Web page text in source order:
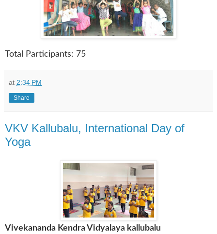
Total Participants: 75
at 2:34 PM
Share
VKV Kallubalu, International Day of
Yoga
Vivekananda Kendra Vidyalaya kallubalu